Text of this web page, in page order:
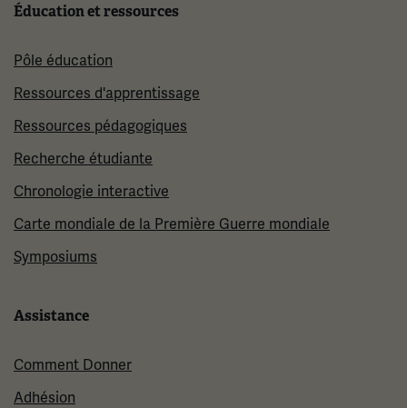
Éducation et ressources
Pôle éducation
Ressources d'apprentissage
Ressources pédagogiques
Recherche étudiante
Chronologie interactive
Carte mondiale de la Première Guerre mondiale
Symposiums
Assistance
Comment Donner
Adhésion